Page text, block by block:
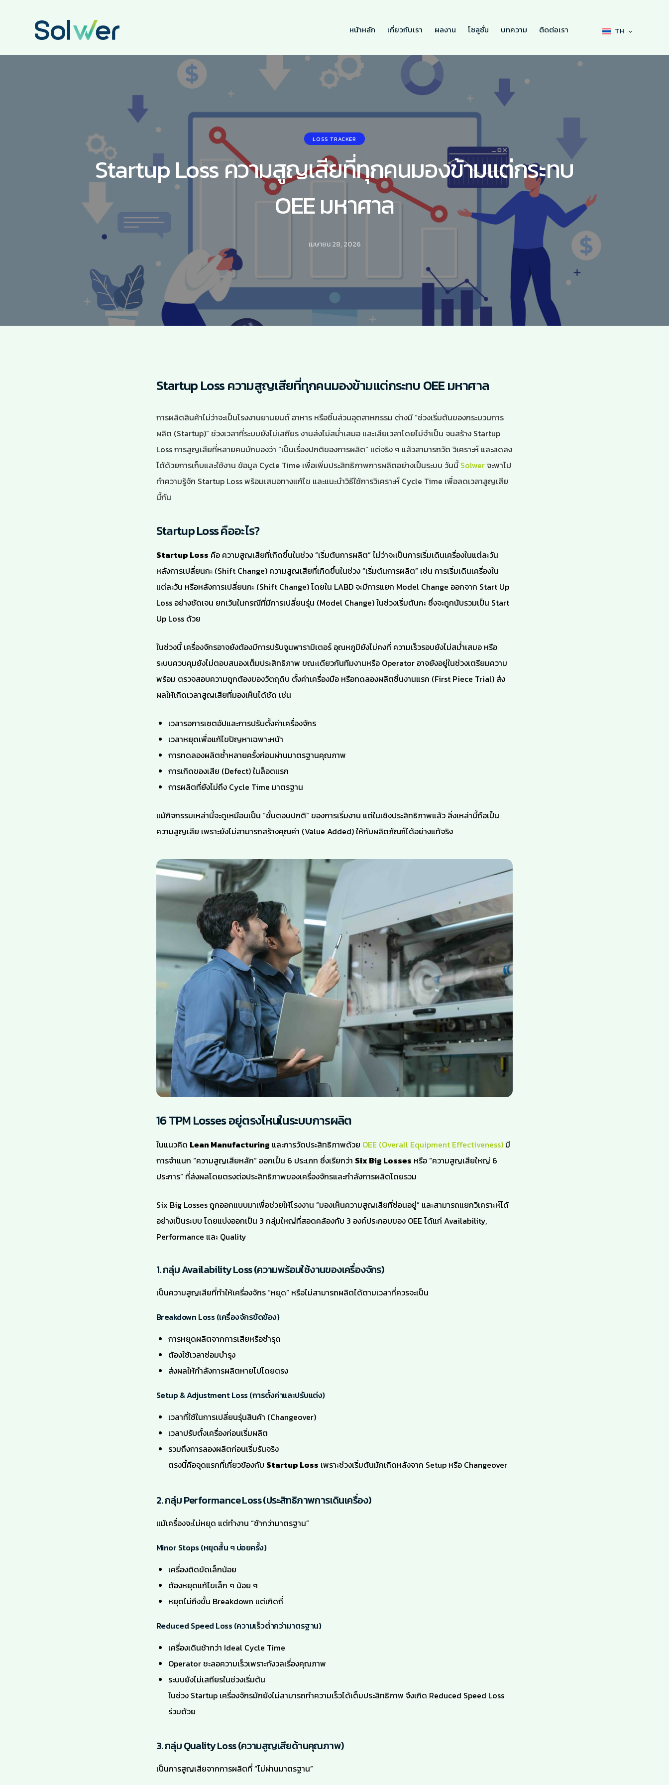
หน้าหลัก เกี่ยวกับเรา ผลงาน โซลูชั่น บทความ ติดต่อเรา TH
เกี่ยวกับเรา โซลูชั่น บทความ
LOSS TRACKER
Startup Loss ความสูญเสียที่ทุกคนมองข้ามแต่กระทบ
OEE มหาศาล
เมษายน 28, 2026
Startup Loss ความสูญเสียที่ทุกคนมองข้ามแต่กระทบ OEE มหาศาล
การผลิตสินค้าไม่ว่าจะเป็นโรงงานยานยนต์ อาหาร หรือชิ้นส่วนอุตสาหกรรม ต่างมี “ช่วงเริ่มต้นของกระบวนการ
ผลิต (Startup)” ช่วงเวลาที่ระบบยังไม่เสถียร งานส่งไม่สม่ำเสมอ และเสียเวลาโดยไม่จำเป็น จนสร้าง Startup
Loss การสูญเสียที่หลายคนมักมองว่า “เป็นเรื่องปกติของการผลิต” แต่จริง ๆ แล้วสามารถวัด วิเคราะห์ และลดลง
ได้ด้วยการเก็บและใช้งาน ข้อมูล Cycle Time เพื่อเพิ่มประสิทธิภาพการผลิตอย่างเป็นระบบ วันนี้Solwerจะพาไป
ทำความรู้จัก Startup Loss พร้อมเสนอทางแก้ไข และแนะนำวิธีใช้การวิเคราะห์ Cycle Time เพื่อลดเวลาสูญเสีย
นี้กัน
Startup Loss คืออะไร?
Startup Loss คือ ความสูญเสียที่เกิดขึ้นในช่วง “เริ่มต้นการผลิต” ไม่ว่าจะเป็นการเริ่มเดินเครื่องในแต่ละวัน
หลังการเปลี่ยนกะ (Shift Change) ความสูญเสียที่เกิดขึ้นในช่วง “เริ่มต้นการผลิต” เช่น การเริ่มเดินเครื่องใน
แต่ละวัน หรือหลังการเปลี่ยนกะ (Shift Change) โดยใน LABD จะมีการแยก Model Change ออกจาก Start Up
Loss อย่างชัดเจน ยกเว้นในกรณีที่มีการเปลี่ยนรุ่น (Model Change) ในช่วงเริ่มต้นกะ ซึ่งจะถูกนับรวมเป็น Start
Up Loss ด้วย
ในช่วงนี้ เครื่องจักรอาจยังต้องมีการปรับจูนพารามิเตอร์ อุณหภูมิยังไม่คงที่ ความเร็วรอบยังไม่สม่ำเสมอ หรือ
ระบบควบคุมยังไม่ตอบสนองเต็มประสิทธิภาพ ขณะเดียวกันทีมงานหรือ Operator อาจยังอยู่ในช่วงเตรียมความ
พร้อม ตรวจสอบความถูกต้องของวัตถุดิบ ตั้งค่าเครื่องมือ หรือทดลองผลิตชิ้นงานแรก (First Piece Trial) ส่ง
ผลให้เกิดเวลาสูญเสียที่มองเห็นได้ชัด เช่น
เวลารอการเซตอัปและการปรับตั้งค่าเครื่องจักร
เวลาหยุดเพื่อแก้ไขปัญหาเฉพาะหน้า
การทดลองผลิตซ้ำหลายครั้งก่อนผ่านมาตรฐานคุณภาพ
การเกิดของเสีย (Defect) ในล็อตแรก
การผลิตที่ยังไม่ถึง Cycle Time มาตรฐาน
แม้กิจกรรมเหล่านี้จะดูเหมือนเป็น “ขั้นตอนปกติ” ของการเริ่มงาน แต่ในเชิงประสิทธิภาพแล้ว สิ่งเหล่านี้ถือเป็น
ความสูญเสีย เพราะยังไม่สามารถสร้างคุณค่า (Value Added) ให้กับผลิตภัณฑ์ได้อย่างแท้จริง
16 TPM Losses อยู่ตรงไหนในระบบการผลิต
ในแนวคิด Lean Manufacturing และการวัดประสิทธิภาพด้วย OEE (Overall Equipment Effectiveness) มี
การจำแนก “ความสูญเสียหลัก” ออกเป็น 6 ประเภท ซึ่งเรียกว่า Six Big Losses หรือ “ความสูญเสียใหญ่ 6
ประการ” ที่ส่งผลโดยตรงต่อประสิทธิภาพของเครื่องจักรและกำลังการผลิตโดยรวม
Six Big Losses ถูกออกแบบมาเพื่อช่วยให้โรงงาน “มองเห็นความสูญเสียที่ซ่อนอยู่” และสามารถแยกวิเคราะห์ได้
อย่างเป็นระบบ โดยแบ่งออกเป็น 3 กลุ่มใหญ่ที่สอดคล้องกับ 3 องค์ประกอบของ OEE ได้แก่ Availability,
Performance และ Quality
1. กลุ่ม Availability Loss (ความพร้อมใช้งานของเครื่องจักร)
เป็นความสูญเสียที่ทำให้เครื่องจักร “หยุด” หรือไม่สามารถผลิตได้ตามเวลาที่ควรจะเป็น
Breakdown Loss (เครื่องจักรขัดข้อง)
การหยุดผลิตจากการเสียหรือชำรุด
ต้องใช้เวลาซ่อมบำรุง
ส่งผลให้กำลังการผลิตหายไปโดยตรง
Setup & Adjustment Loss (การตั้งค่าและปรับแต่ง)
เวลาที่ใช้ในการเปลี่ยนรุ่นสินค้า (Changeover)
เวลาปรับตั้งเครื่องก่อนเริ่มผลิต
รวมถึงการลองผลิตก่อนเริ่มรันจริง
ตรงนี้คือจุดแรกที่เกี่ยวข้องกับ Startup Loss เพราะช่วงเริ่มต้นมักเกิดหลังจาก Setup หรือ Changeover
2. กลุ่ม Performance Loss (ประสิทธิภาพการเดินเครื่อง)
แม้เครื่องจะไม่หยุด แต่ทำงาน “ช้ากว่ามาตรฐาน”
Minor Stops (หยุดสั้น ๆ บ่อยครั้ง)
เครื่องติดขัดเล็กน้อย
ต้องหยุดแก้ไขเล็ก ๆ น้อย ๆ
หยุดไม่ถึงขั้น Breakdown แต่เกิดถี่
Reduced Speed Loss (ความเร็วต่ำกว่ามาตรฐาน)
เครื่องเดินช้ากว่า Ideal Cycle Time
Operator ชะลอความเร็วเพราะกังวลเรื่องคุณภาพ
ระบบยังไม่เสถียรในช่วงเริ่มต้น
ในช่วง Startup เครื่องจักรมักยังไม่สามารถทำความเร็วได้เต็มประสิทธิภาพ จึงเกิด Reduced Speed Loss
ร่วมด้วย
3. กลุ่ม Quality Loss (ความสูญเสียด้านคุณภาพ)
เป็นการสูญเสียจากการผลิตที่ “ไม่ผ่านมาตรฐาน”